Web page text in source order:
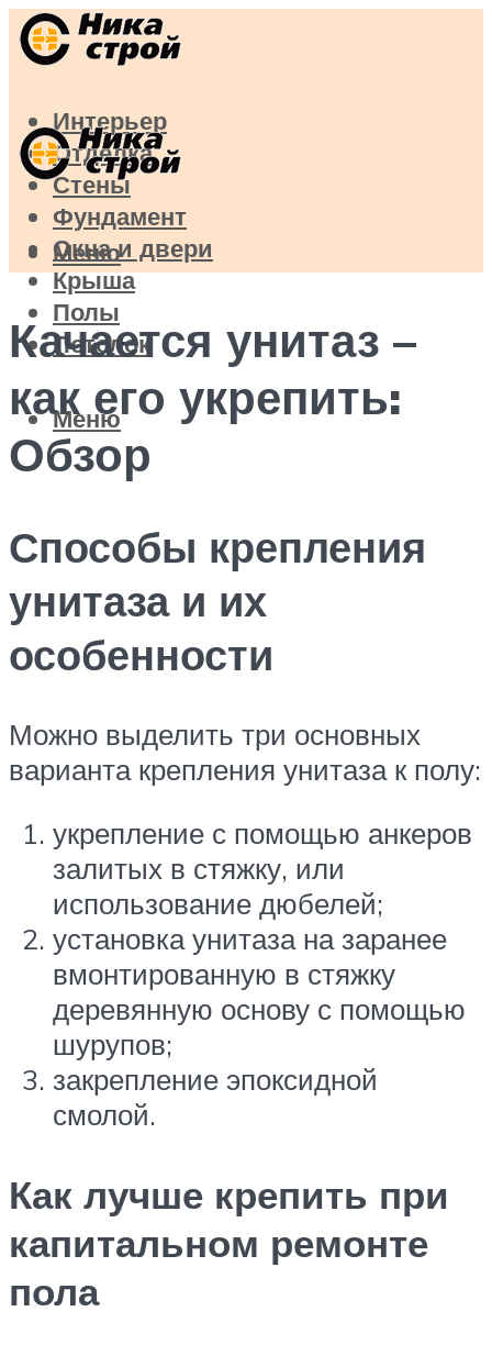
Интерьер
Отделка
Стены
Фундамент
Окна и двери
Крыша
Полы
Потолок
Меню
Меню
Качается унитаз –
как его укрепить:
Обзор
Способы крепления
унитаза и их
особенности
Можно выделить три основных
варианта крепления унитаза к полу:
укрепление с помощью анкеров
залитых в стяжку, или
использование дюбелей;
установка унитаза на заранее
вмонтированную в стяжку
деревянную основу с помощью
шурупов;
закрепление эпоксидной
смолой.
Как лучше крепить при
капитальном ремонте
пола